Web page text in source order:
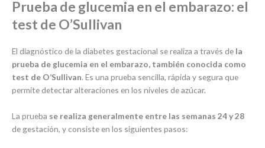
Prueba de glucemia en el embarazo: el
test de O’Sullivan
El diagnóstico de la diabetes gestacional se realiza a través de la
prueba de glucemia en el embarazo, también conocida como
test de O’Sullivan. Es una prueba sencilla, rápida y segura que
permite detectar alteraciones en los niveles de azúcar.
La prueba se realiza generalmente entre las semanas 24 y 28
de gestación, y consiste en los siguientes pasos: